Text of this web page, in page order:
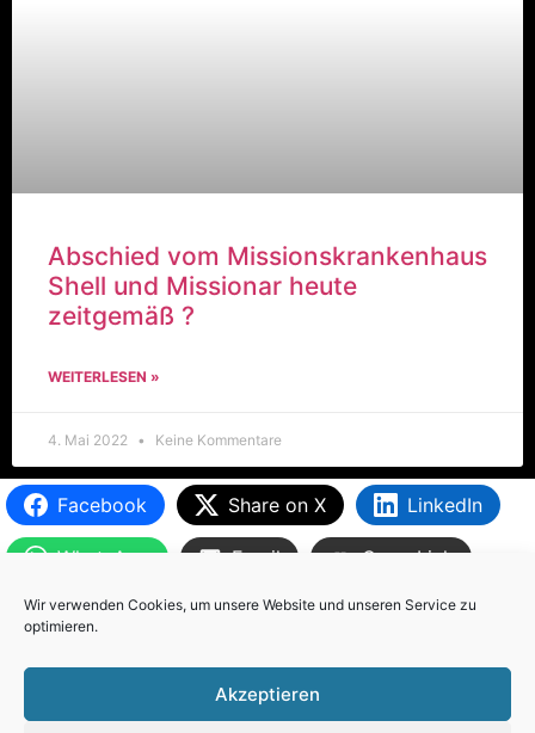
Wir verwenden Cookies, um unsere Website und unseren Service zu
optimieren.
Akzeptieren
Abschied vom Missionskrankenhaus
Shell und Missionar heute
zeitgemäß ?
WEITERLESEN »
4. Mai 2022 Keine Kommentare
Facebook Share on X LinkedIn
WhatsApp Email
Copy Link
VerschlagwortetComputer und Handy gestohlenCuenca
Weltkulturerbe
Cookie policy (EU)